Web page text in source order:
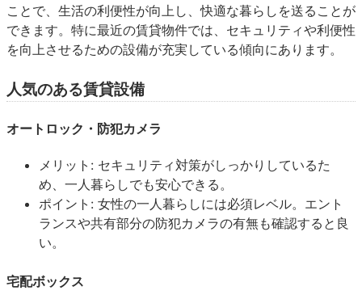
ことで、生活の利便性が向上し、快適な暮らしを送ることが
できます。特に最近の賃貸物件では、セキュリティや利便性
を向上させるための設備が充実している傾向にあります。
人気のある賃貸設備
オートロック・防犯カメラ
メリット: セキュリティ対策がしっかりしているた
め、一人暮らしでも安心できる。
ポイント: 女性の一人暮らしには必須レベル。エント
ランスや共有部分の防犯カメラの有無も確認すると良
い。
宅配ボックス